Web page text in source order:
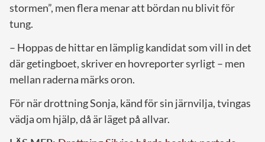
stormen”, men flera menar att bördan nu blivit för
tung.
– Hoppas de hittar en lämplig kandidat som vill in det
där getingboet, skriver en hovreporter syrligt – men
mellan raderna märks oron.
För när drottning Sonja, känd för sin järnvilja, tvingas
vädja om hjälp, då är läget på allvar.